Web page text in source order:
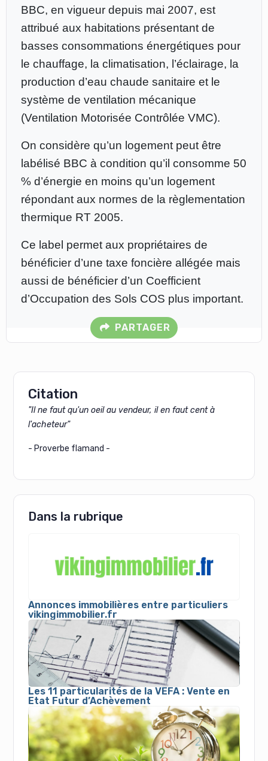
BBC, en vigueur depuis mai 2007, est
attribué aux habitations présentant de
basses consommations énergétiques pour
le chauffage, la climatisation, l’éclairage, la
production d’eau chaude sanitaire et le
système de ventilation mécanique
(Ventilation Motorisée Contrôlée VMC).
On considère qu’un logement peut être
labélisé BBC à condition qu’il consomme 50
% d’énergie en moins qu’un logement
répondant aux normes de la règlementation
thermique RT 2005.
Ce label permet aux propriétaires de
bénéficier d’une taxe foncière allégée mais
aussi de bénéficier d’un Coefficient
d’Occupation des Sols COS plus important.
PARTAGER
Citation
"Il ne faut qu'un oeil au vendeur, il en faut cent à
l'acheteur"
- Proverbe flamand -
Dans la rubrique
Annonces immobilières entre particuliers
vikingimmobilier.fr
Les 11 particularités de la VEFA : Vente en
Etat Futur d’Achèvement